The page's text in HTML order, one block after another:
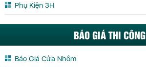
Phụ Kiện 3H
BÁO GIÁ THI CÔNG
Báo Giá Cửa Nhôm